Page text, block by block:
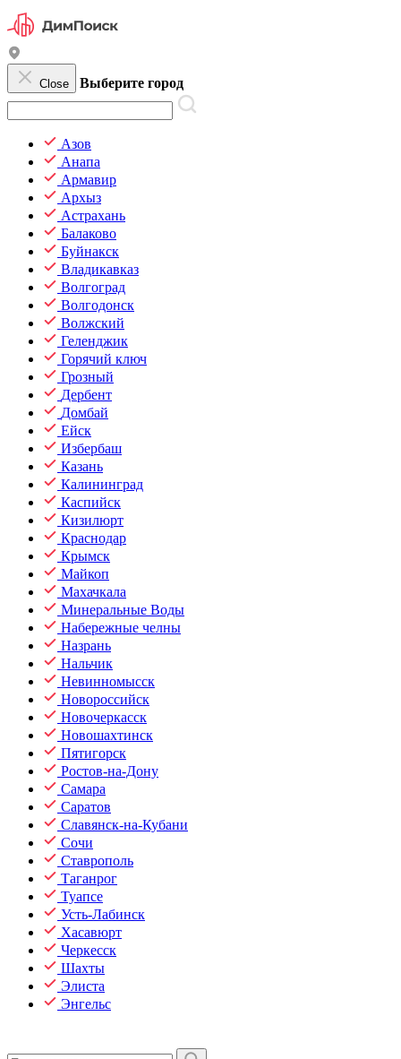
Close Выберите город
Азов
Анапа
Армавир
Архыз
Астрахань
Балаково
Буйнакск
Владикавказ
Волгоград
Волгодонск
Волжский
Геленджик
Горячий ключ
Грозный
Дербент
Домбай
Ейск
Избербаш
Казань
Калининград
Каспийск
Кизилюрт
Краснодар
Крымск
Майкоп
Махачкала
Минеральные Воды
Набережные челны
Назрань
Нальчик
Невинномысск
Новороссийск
Новочеркасск
Новошахтинск
Пятигорск
Ростов-на-Дону
Самара
Саратов
Славянск-на-Кубани
Сочи
Ставрополь
Таганрог
Туапсе
Усть-Лабинск
Хасавюрт
Черкесск
Шахты
Элиста
Энгельс